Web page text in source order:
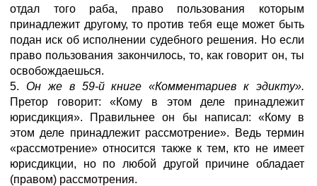
отдал того раба, право пользования которым
принадлежит другому, то против тебя еще может быть
подан иск об исполнении судебного решения. Но если
право пользования закончилось, то, как говорит он, ты
освобождаешься.
5. Он же в 59-й книге «Комментариев к эдикту».
Претор говорит: «Кому в этом деле принадлежит
юрисдикция». Правильнее он бы написал: «Кому в
этом деле принадлежит рассмотрение». Ведь термин
«рассмотрение» относится также к тем, кто не имеет
юрисдикции, но по любой другой причине обладает
(правом) рассмотрения.